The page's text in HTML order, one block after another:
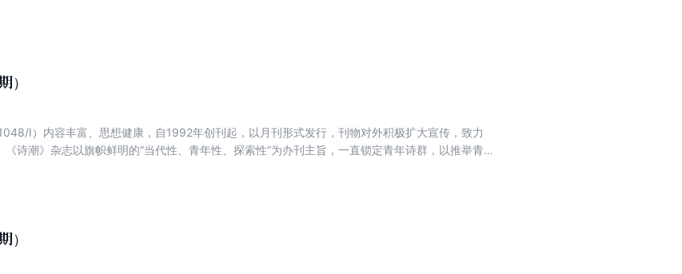
）
I）内容丰富、思想健康，自1992年创刊起，以月刊形式发行，刊物对外积极扩大宣传，致力
诗潮》杂志以旗帜鲜明的“当代性、青年性、探索性”为办刊主旨，一直锁定青年诗群，以推举青
）